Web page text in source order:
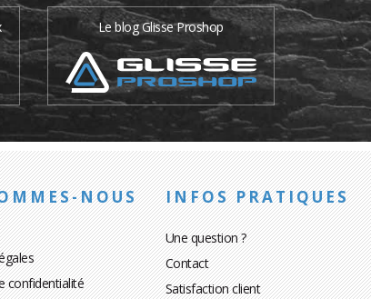
Le blog Glisse Proshop
NOUS
confidentialité
INFOS PRATIQUES
Une question ?
Contact
Satisfaction client